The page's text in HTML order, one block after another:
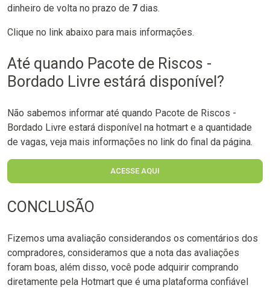
dinheiro de volta no prazo de 7 dias.
Clique no link abaixo para mais informações.
Até quando Pacote de Riscos -
Bordado Livre estárá disponível?
Não sabemos informar até quando Pacote de Riscos -
Bordado Livre estará disponível na hotmart e a quantidade
de vagas, veja mais informações no link do final da página.
ACESSE AQUI
CONCLUSÃO
Fizemos uma avaliação considerandos os comentários dos
compradores, consideramos que a nota das avaliações
foram boas, além disso, você pode adquirir comprando
diretamente pela Hotmart que é uma plataforma confiável